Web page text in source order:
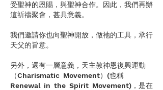
受聖神的恩賜，與聖神合作。因此，我們再辦
這祈禱聚會，甚具意義。
我們邀請你也向聖神開放，做祂的工具，承行
天父的旨意。
另外，還有一層意義，天主教神恩復興運動
（Charismatic Movement）(也稱
Renewal in the Spirit Movement)，是在